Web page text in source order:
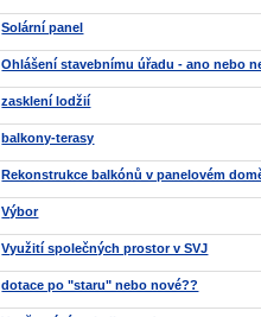
Solární panel
Ohlášení stavebnímu úřadu - ano nebo
zasklení lodžií
balkony-terasy
Rekonstrukce balkónů v panelovém
Výbor
Využití společných prostor v SVJ
dotace po "staru" nebo nové??